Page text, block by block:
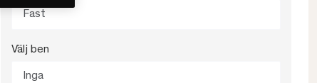
Fast
Välj ben
Inga